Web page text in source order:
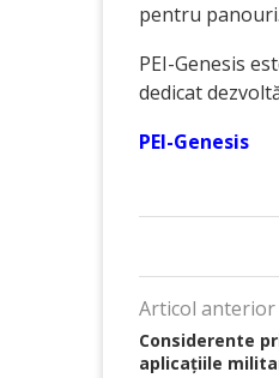
pentru panouri.
PEI-Genesis
dedicat
PEI-Genesis
Articol anterior
Considerente
aplicațiile